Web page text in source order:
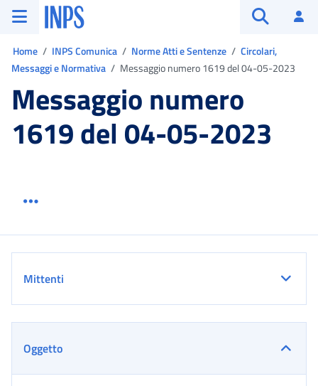
Vai al menu principale
Vai al contenuto principale
Vai al pie' di pagina
INPS ()
Home INPS Comunica Norme Atti e Sentenze
Circolari,
Messaggi e Normativa
Messaggio numero 1619 del 04-05-2023
Messaggio numero
1619 del 04-05-2023
Mittenti
Oggetto